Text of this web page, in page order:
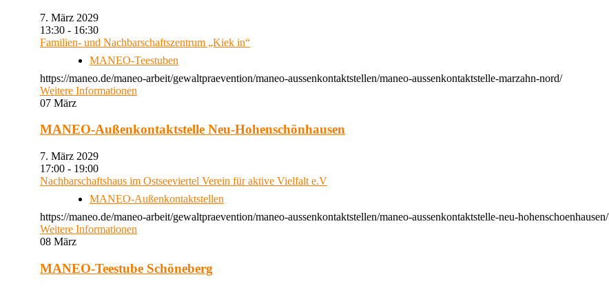
7. März 2029
13:30 - 16:30
Familien- und Nachbarschaftszentrum „Kiek in“
MANEO-Teestuben
https://maneo.de/maneo-arbeit/gewaltpraevention/maneo-aussenkontaktstellen/maneo-aussenkontaktstelle-marzahn-nord/
Weitere Informationen
07 März
MANEO-Außenkontaktstelle Neu-Hohenschönhausen
7. März 2029
17:00 - 19:00
Nachbarschaftshaus im Ostseeviertel Verein für aktive Vielfalt e.V
MANEO-Außenkontaktstellen
https://maneo.de/maneo-arbeit/gewaltpraevention/maneo-aussenkontaktstellen/maneo-aussenkontaktstelle-neu-hohenschoenhausen/
Weitere Informationen
08 März
MANEO-Teestube Schöneberg